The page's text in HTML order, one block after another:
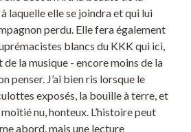
laquelle elle se joindra et qui lui
perdu. Elle fera également
blancs du KKK qui ici,
de la musique - encore moins de la
penser. J’ai bien ris lorsque le
exposés, la bouille à terre, et
nu, honteux. L’histoire peut
abord, mais une lecture